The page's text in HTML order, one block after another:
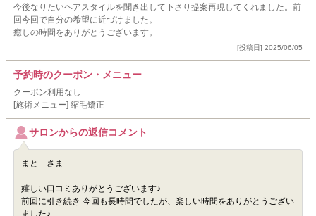
今後なりたいヘアスタイルを聞き出して下さり提案再現してくれました。前
回今回で自分の希望に近づけました。
癒しの時間をありがとうございます。
[投稿日] 2025/06/05
予約時のクーポン・メニュー
クーポン利用なし
[施術メニュー] 縮毛矯正
サロンからの返信コメント
まと さま
嬉しい口コミありがとうございます♪
前回に引き続き 今回も長時間でしたが、楽しい時間をありがとうござい
ました♪